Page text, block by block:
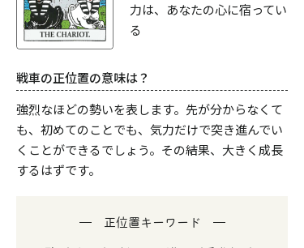
力は、あなたの心に宿ってい
る
戦車の正位置の意味は？
強烈なほどの勢いを表します。先が分からなくて
も、初めてのことでも、気力だけで突き進んでい
くことができるでしょう。その結果、大きく成長
するはずです。
正位置キーワード